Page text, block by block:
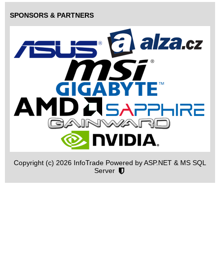
SPONSORS & PARTNERS
Copyright (c) 2026 InfoTrade Powered by ASP.NET & MS SQL
Server